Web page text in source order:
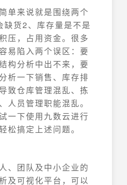
单来说就是围绕两个
缺货2、库存量是不是
压，占用资金。很多
易陷入两个误区：要
构分析中出不来，要
析一下销售、库存排
致仓库管理混乱、拣
人员管理职能混乱。
一下使用九数云进行
松搞定上述问题。
、团队及中小企业的
及可视化平台，可以